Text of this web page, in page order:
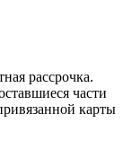
рассрочка.
части
карты